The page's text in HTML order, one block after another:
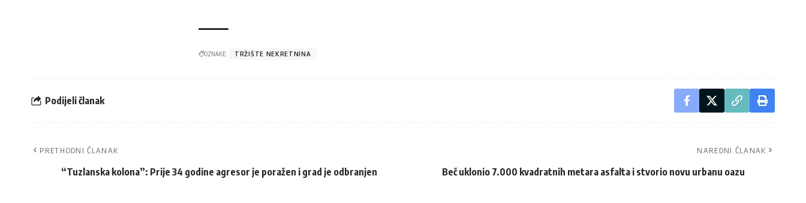
OZNAKE: TRŽIŠTE NEKRETNINA
Podijeli članak
PRETHODNI ČLANAK
“Tuzlanska kolona”: Prije 34 godine agresor je poražen i grad je odbranjen
NAREDNI ČLANAK
Beč uklonio 7.000 kvadratnih metara asfalta i stvorio novu urbanu oazu